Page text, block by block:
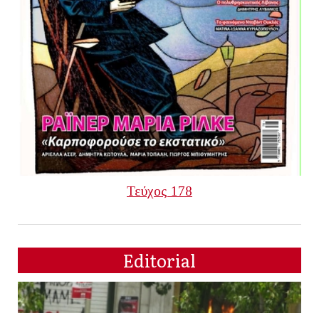
Τεύχος 178
Editorial